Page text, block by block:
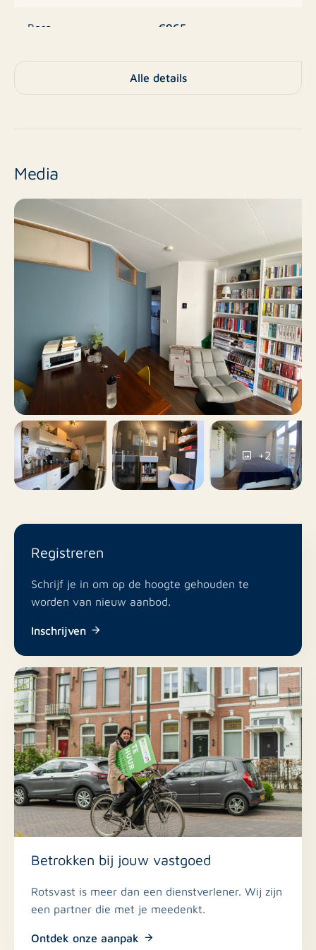
Beschikbaar per 1 september 2025
- (Kale) huurprijs: €840,- p/m
- Leveringen & diensten: €125,- p/m* (o.a. g/w/l,
stoffering) *bedrag o.b.v. bewoning door 1 persoon.
Borg €965
Appartement,
Benedenwoning,
Appartement
Nieuwbouw Nee
Eindniveau
Aantal kamers 2
Aantal slaapkamers
45 m²
Balkon Nee
Dakterras Nee
Parkeren
Betaald parkeren,
Parkeervergunningen,
Openbaar parkeren
Inclusief BTW Nee
Roken Nee
Alle details
Media
+2
Registreren
Schrijf je in om op de hoogte gehouden te
worden van nieuw aanbod.
Inschrijven
Betrokken bij jouw vastgoed
Rotsvast is meer dan een dienstverlener. Wij zijn
een partner die met je meedenkt.
Ontdek onze aanpak